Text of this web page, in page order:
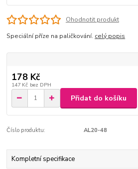
Ohodnotit produkt
Speciální příze na paličkování. celý popis
178 Kč
147 Kč bez DPH
Přidat do košíku
Číslo produktu: AL20-48
Kompletní specifikace